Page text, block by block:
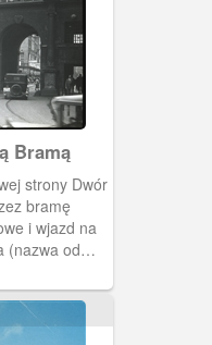
Bramą
strony Dwór
bramę
i wjazd na
(nazwa od
w. w